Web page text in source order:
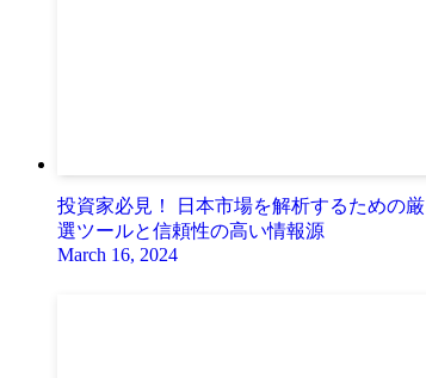
投資家必見！ 日本市場を解析するための厳
選ツールと信頼性の高い情報源
March 16, 2024